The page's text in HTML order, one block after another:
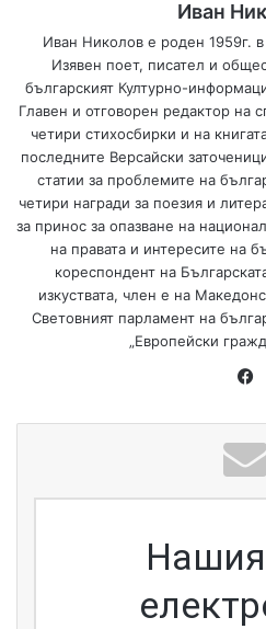
Иван
Иван Николов е роден 1959г.
Изявен поет, писател и
българският Културно-
Главен и отговорен редактор на
четири стихосбирки и на
последните Версайски
статии за проблемите на
четири награди за поезия и
за принос за опазване на
на правата и интересите на
кореспондент на
изкуствата, член е на
Световният парламент на
„Европейски